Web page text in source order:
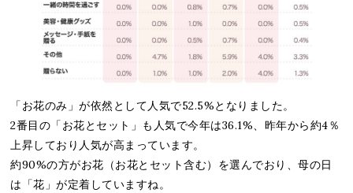
「お花のみ」が依然として人気で52.5%となりました。
2番目の「お花とセット」も人気で今年は36.1%、昨年から約4％
上昇しており人気が高まっています。
約90%の方がお花（お花とセット含む）を選んでおり、母の日
は「花」が定着していますね。